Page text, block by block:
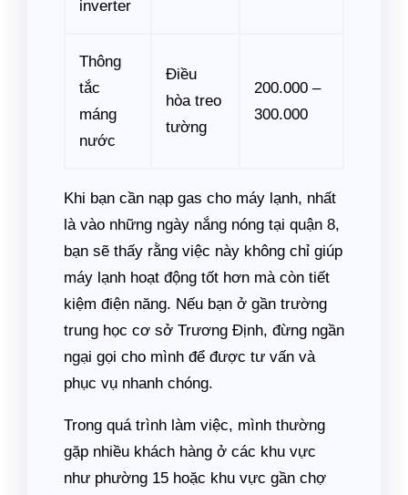
inverter
Thông
tắc
máng
nước
Điều
hòa treo
tường
200.000 –
300.000
Khi bạn cần nạp gas cho máy lạnh, nhất
là vào những ngày nắng nóng tại quận 8,
bạn sẽ thấy rằng việc này không chỉ giúp
máy lạnh hoạt động tốt hơn mà còn tiết
kiệm điện năng. Nếu bạn ở gần trường
trung học cơ sở Trương Định, đừng ngần
ngại gọi cho mình để được tư vấn và
phục vụ nhanh chóng.
Trong quá trình làm việc, mình thường
gặp nhiều khách hàng ở các khu vực
như phường 15 hoặc khu vực gần chợ